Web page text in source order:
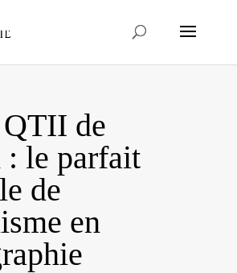
de
: le parfait
de
en